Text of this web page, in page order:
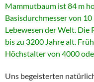
Mammutbaum ist 84 m
Basisdurchmesser von
Lebewesen der Welt. Die
bis zu 3200 Jahre alt.
Höchstalter von 4000
Uns begeisterten